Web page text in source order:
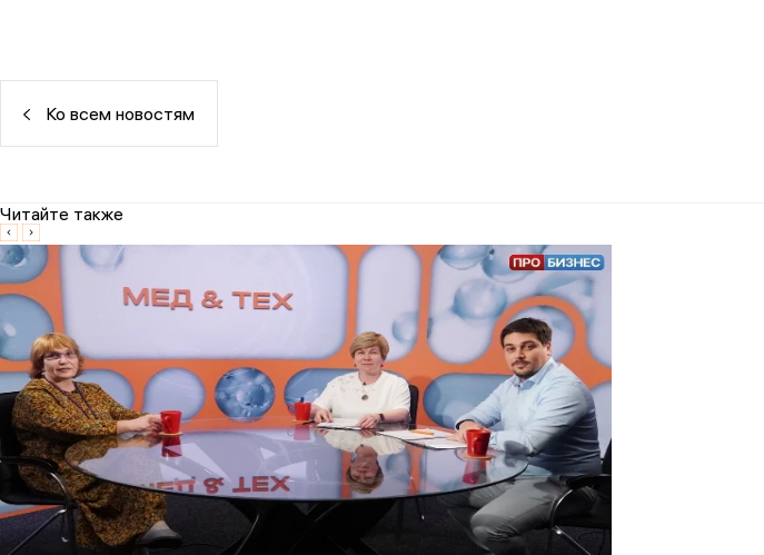
Ко всем новостям
Читайте также